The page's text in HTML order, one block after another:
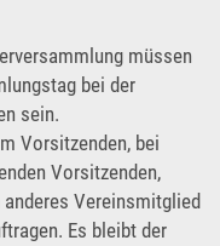
müssen
bei der
sein.
Vorsitzenden, bei
Vorsitzenden,
Vereinsmitglied
Es bleibt der